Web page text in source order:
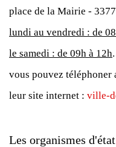
place de la Mairie -
lundi au vendredi : de
le samedi : de 09h à 12h
vous pouvez téléphoner
leur site internet : ville-
Les organismes